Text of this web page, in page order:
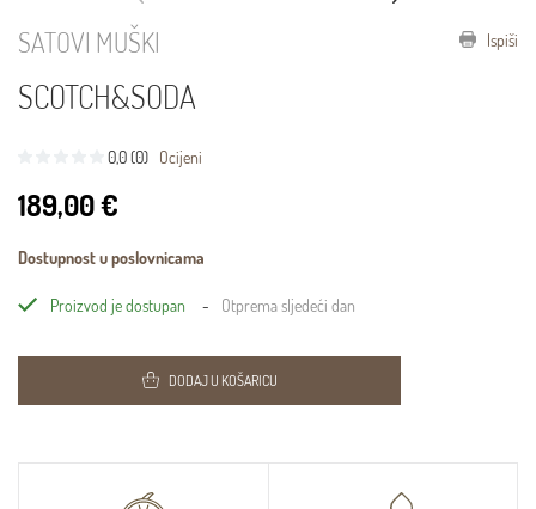
Ispiši
SATOVI MUŠKI
SCOTCH&SODA
0,0 (0) Ocijeni
189,00 €
Dostupnost u poslovnicama
Proizvod je dostupan Otprema sljedeći dan
DODAJ U KOŠARICU